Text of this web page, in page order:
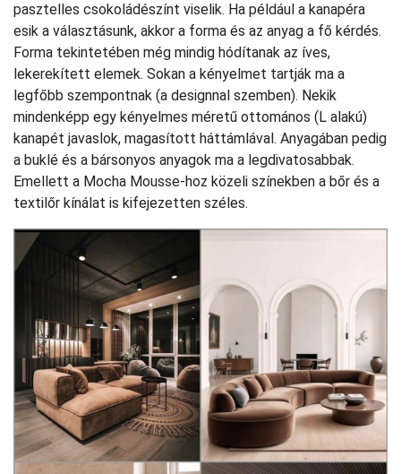
pasztelles csokoládészínt viselik. Ha például a kanapéra
esik a választásunk, akkor a forma és az anyag a fő kérdés.
Forma tekintetében még mindig hódítanak az íves,
lekerekített elemek. Sokan a kényelmet tartják ma a
legfőbb szempontnak (a designnal szemben). Nekik
mindenképp egy kényelmes méretű ottomános (L alakú)
kanapét javaslok, magasított háttámlával. Anyagában pedig
a buklé és a bársonyos anyagok ma a legdivatosabbak.
Emellett a Mocha Mousse-hoz közeli színekben a bőr és a
textilőr kínálat is kifejezetten széles.